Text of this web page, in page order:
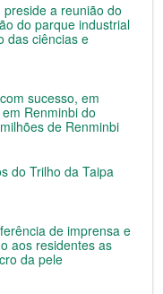
a reunião do
do parque industrial
das ciências e
sucesso, em
Renminbi do
de Renminbi
do Trilho da Taipa
de imprensa e
aos residentes as
da pele